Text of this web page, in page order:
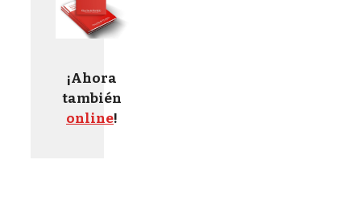
¡Ahora
también
online!